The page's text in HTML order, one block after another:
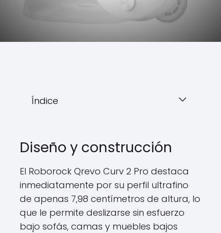
Índice
Diseño y construcción
El Roborock Qrevo Curv 2 Pro destaca
inmediatamente por su perfil ultrafino
de apenas 7,98 centímetros de altura, lo
que le permite deslizarse sin esfuerzo
bajo sofás, camas y muebles bajos